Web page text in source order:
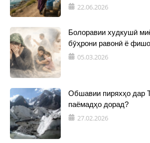
22.06.2026
Болоравии худкушӣ
бӯҳрони равонӣ ё
05.03.2026
Обшавии пиряхҳо дар
паёмадҳо дорад?
27.02.2026